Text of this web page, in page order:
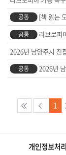
공통 [책 읽는 도시 조
공통 리브로피
2026년 남양주시 진
공통 2026년 남양주시 작
1
개인정보처